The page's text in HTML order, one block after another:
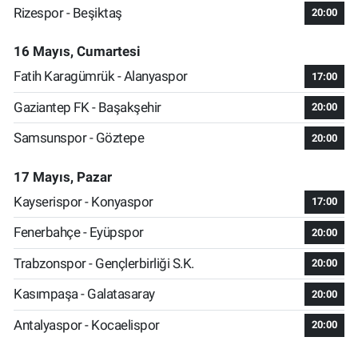
Rizespor - Beşiktaş
20:00
16 Mayıs, Cumartesi
Fatih Karagümrük - Alanyaspor
17:00
Gaziantep FK - Başakşehir 20:00
Samsunspor - Göztepe 20:00
17 Mayıs, Pazar
Kayserispor - Konyaspor
17:00
Fenerbahçe - Eyüpspor 20:00
Trabzonspor - Gençlerbirliği S.K. 20:00
Kasımpaşa - Galatasaray 20:00
Antalyaspor - Kocaelispor 20:00